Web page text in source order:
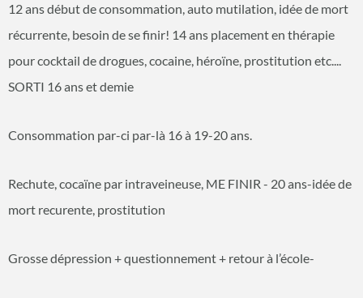
12 ans début de consommation, auto mutilation, idée de mort
récurrente, besoin de se finir! 14 ans placement en thérapie
pour cocktail de drogues, cocaine, héroïne, prostitution etc....
SORTI 16 ans et demie
Consommation par-ci par-là 16 à 19-20 ans.
Rechute, cocaïne par intraveineuse, ME FINIR - 20 ans-idée de
mort recurente, prostitution
Grosse dépression + questionnement + retour à l’école-